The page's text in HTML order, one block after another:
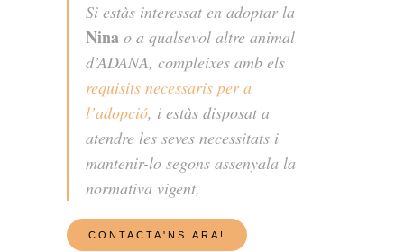
Si estàs interessat en adoptar la
Nina o a qualsevol altre animal
d’ADANA, compleixes amb els
requisits necessaris per a
l’adopció, i estàs disposat a
atendre les seves necessitats i
mantenir-lo segons assenyala la
normativa vigent,